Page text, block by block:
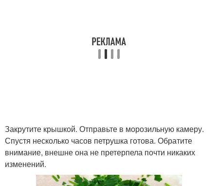
Закрутите крышкой. Отправьте в морозильную камеру.
Спустя несколько часов петрушка готова. Обратите
внимание, внешне она не претерпела почти никаких
изменений.